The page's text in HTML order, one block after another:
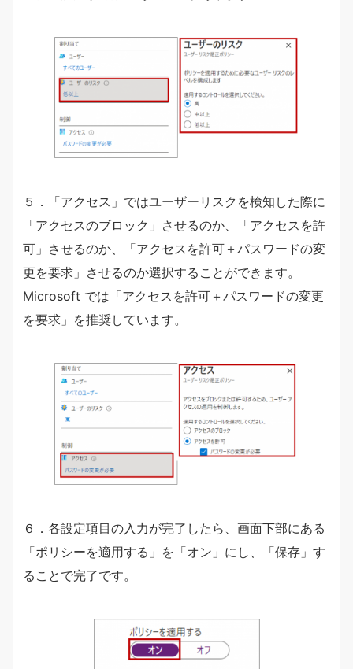
５．「アクセス」ではユーザーリスクを検知した際に
「アクセスのブロック」させるのか、「アクセスを許
可」させるのか、「アクセスを許可＋パスワードの変
更を要求」させるのか選択することができます。
Microsoft では「アクセスを許可＋パスワードの変更
を要求」を推奨しています。
６．各設定項目の入力が完了したら、画面下部にある
「ポリシーを適用する」を「オン」にし、「保存」す
ることで完了です。